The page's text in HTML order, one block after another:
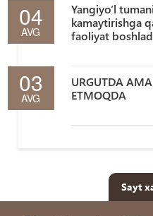
04
AVG
Yangiyo‘l
kamaytirishga
faoliyat
03
AVG
URGUTDA
ETMOQDA
Sayt